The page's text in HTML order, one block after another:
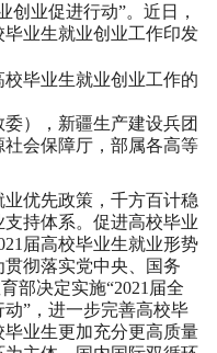
创业促进行动”。近日，
业生就业创业工作印发
毕业生就业创业工作的
），新疆生产建设兵团
会保障厅，部属各高等
优先政策，千方百计稳
持体系。促进高校毕业
届高校毕业生就业形势
彻落实党中央、国务
部决定实施“2021届全
”，进一步完善高校毕
业生更加充分更高质量